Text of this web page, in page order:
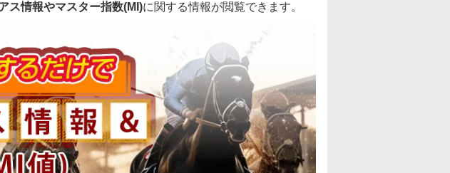
ス情報やマスター指数(MI)に関する情報が閲覧できます。